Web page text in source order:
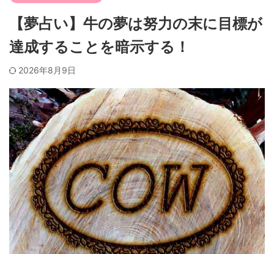
【夢占い】牛の夢は努力の末に目標が
達成することを暗示する！
2026年8月9日